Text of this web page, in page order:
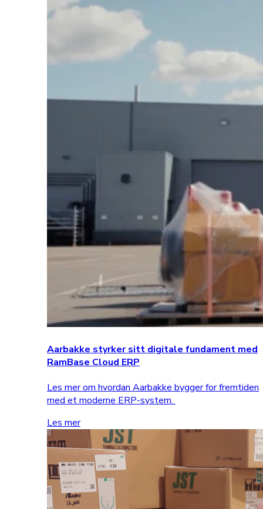
Aarbakke styrker sitt digitale fundament med
RamBase Cloud ERP
Les mer om hvordan Aarbakke bygger for fremtiden
med et moderne ERP-system.
Les mer